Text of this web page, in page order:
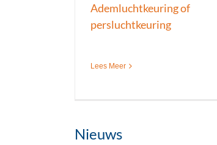
Ademluchtkeuring of
persluchtkeuring
Lees Meer
Nieuws